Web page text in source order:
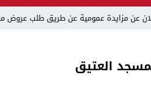
عن طريق طلب عروض مفتوح رقم 17/2026
العتيق